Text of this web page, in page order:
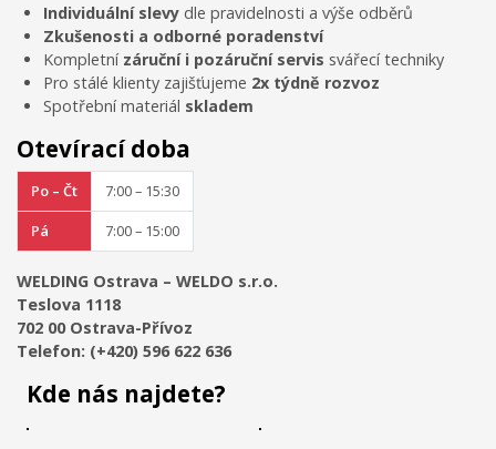
Individuální slevy dle pravidelnosti a výše odběrů
Zkušenosti a odborné poradenství
Kompletní záruční i pozáruční servis svářecí techniky
Pro stálé klienty zajišťujeme 2x týdně rozvoz
Spotřební materiál skladem
Otevírací doba
Po – Čt
7:00 – 15:30
Pá
7:00 – 15:00
WELDING Ostrava – WELDO s.r.o.
Teslova 1118
702 00 Ostrava-Přívoz
Telefon: (+420) 596 622 636
Kde nás najdete?